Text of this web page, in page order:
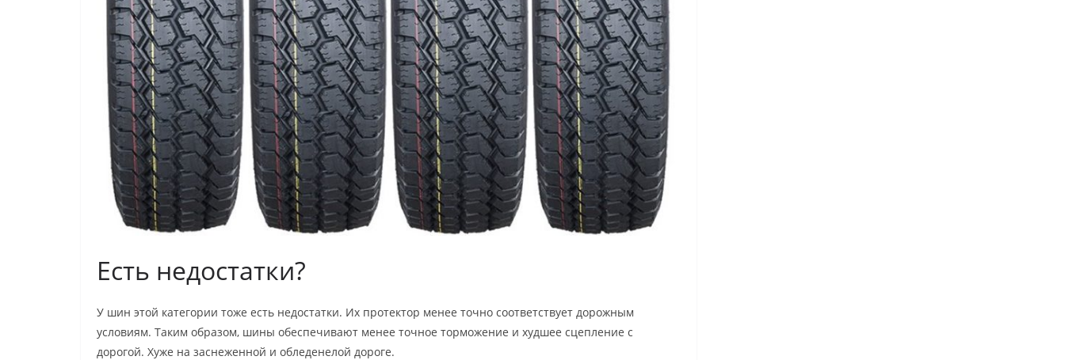
Есть недостатки?
У шин этой категории тоже есть недостатки. Их протектор менее точно соответствует дорожным
условиям. Таким образом, шины обеспечивают менее точное торможение и худшее сцепление с
дорогой. Хуже на заснеженной и обледенелой дороге.